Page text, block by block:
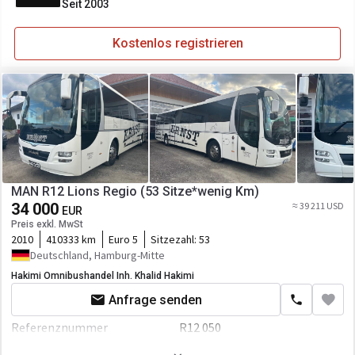
Seit 2003
Kostenlos registrieren
MAN R12 Lions Regio (53 Sitze*wenig Km)
34 000 EUR
Preis exkl. MwSt
≈ 39 211 USD
2010 410333 km Euro 5 Sitzezahl: 53
Deutschland, Hamburg-Mitte
Hakimi Omnibushandel Inh. Khalid Hakimi
Anfrage senden
Referenznummer
R12 050